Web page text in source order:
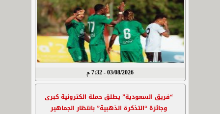
03/08/2026 - 7:32 م
“فريق السعودية” يطلق حملة الكترونية كبرى
وجائزة “التذكرة الذهبية” بانتظار الجماهير